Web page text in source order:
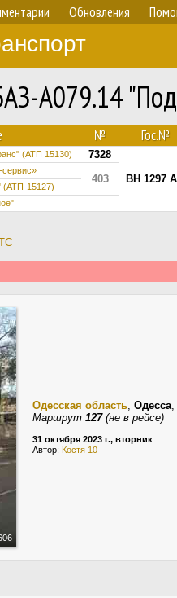
Обновления
А079.14
№ Гос.№
(АТП 15130)
7328
BH 1297
403
15127)
Одесская область, Одесса,
Маршрут 127(не в рейсе)
31 октября 2023 г., вторник
Автор: Костя 10